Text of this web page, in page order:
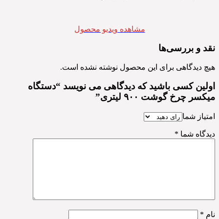
مشاهده ویدیو محصول
نقد و بررسی‌ها
هیچ دیدگاهی برای این محصول نوشته نشده است.
اولین کسی باشید که دیدگاهی می نویسد “دستگاه
میکسر چرخ گوشت ۹۰۰ لیتری”
امتیاز شما
دیدگاه شما *
نام *